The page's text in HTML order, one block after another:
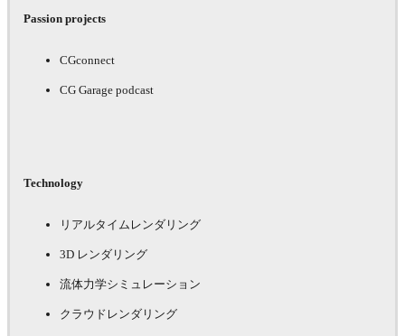
Passion projects
CGconnect
CG Garage podcast
Technology
リアルタイムレンダリング
3D レンダリング
流体力学シミュレーション
クラウドレンダリング